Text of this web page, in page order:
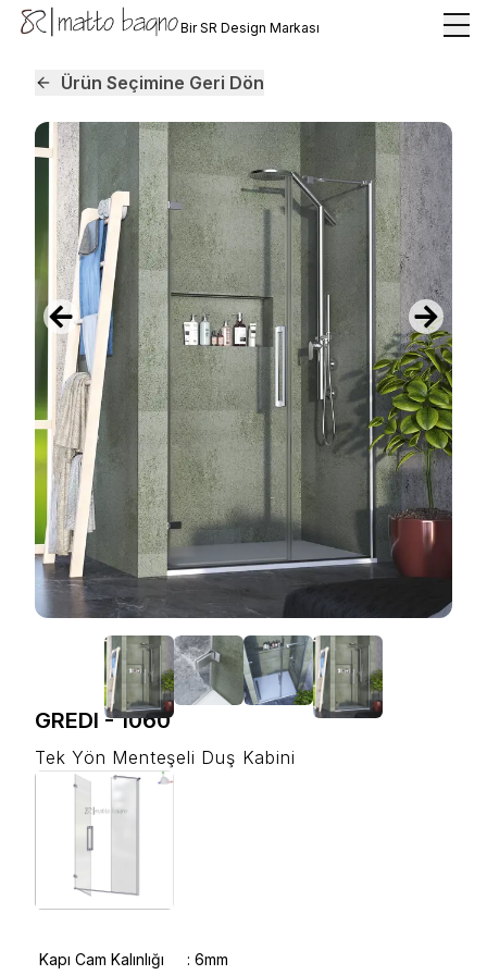
Bir SR Design Markası
Ürün Seçimine Geri Dön
GREDI -1060
Tek Yön Menteşeli Duş Kabini
Kapı Cam Kalınlığı : 6mm